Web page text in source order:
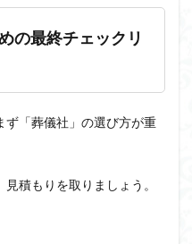
の最終チェックリ
ず「葬儀社」の選び方が重
積もりを取りましょう。